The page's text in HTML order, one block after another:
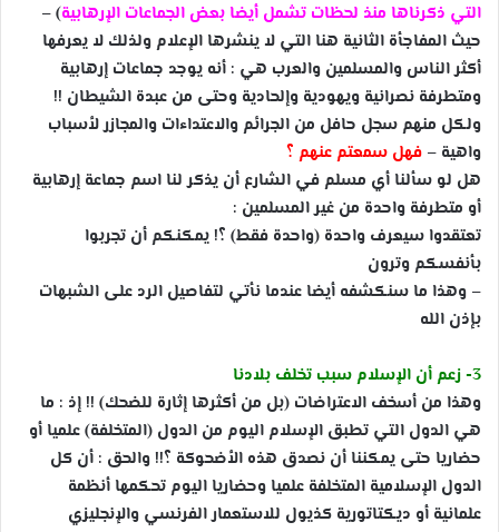
التي ذكرناها منذ لحظات تشمل أيضا بعض الجماعات الإرهابية) –
حيث المفاجأة الثانية هنا التي لا ينشرها الإعلام ولذلك لا يعرفها
أكثر الناس والمسلمين والعرب هي : أنه يوجد جماعات إرهابية
ومتطرفة نصرانية ويهودية وإلحادية وحتى من عبدة الشيطان !!
ولكل منهم سجل حافل من الجرائم والاعتداءات والمجازر لأسباب
واهية – فهل سمعتم عنهم ؟
هل لو سألنا أي مسلم في الشارع أن يذكر لنا اسم جماعة إرهابية
أو متطرفة واحدة من غير المسلمين :
تعتقدوا سيعرف واحدة (واحدة فقط) ؟! يمكنكم أن تجربوا
بأنفسكم وترون
– وهذا ما سنكشفه أيضا عندما نأتي لتفاصيل الرد على الشبهات
بإذن الله
3- زعم أن الإسلام سبب تخلف بلادنا
وهذا من أسخف الاعتراضات (بل من أكثرها إثارة للضحك) !! إذ : ما
هي الدول التي تطبق الإسلام اليوم من الدول (المتخلفة) علميا أو
حضاريا حتى يمكننا أن نصدق هذه الأضحوكة ؟!! والحق : أن كل
الدول الإسلامية المتخلفة علميا وحضاريا اليوم تحكمها أنظمة
علمانية أو ديكتاتورية كذيول للاستعمار الفرنسي والإنجليزي